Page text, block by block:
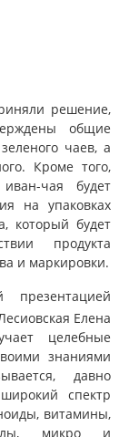
решение,
общие
чаев, а
Кроме того,
чая будет
на упаковках
который будет
продукта
и маркировки.
Елена
целебные
знаниями
давно
спектр
витамины,
микро и